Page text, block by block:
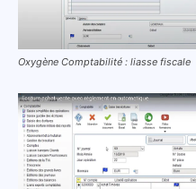
Oxygène Comptabilité : liasse fiscale